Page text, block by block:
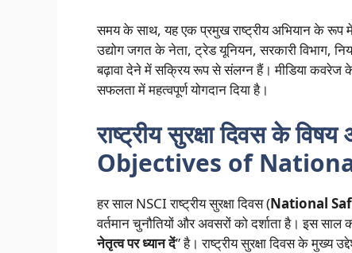
समय के साथ, यह एक प्रमुख राष्ट्रीय अभियान के रूप में
उद्योग जगत के नेता, ट्रेड यूनियन, सरकारी विभाग,
बढ़ावा देने में सक्रिय रूप से संलग्न हैं। मीडिया
सफलता में महत्वपूर्ण योगदान दिया है।
राष्ट्रीय सुरक्षा दिवस के
Objectives of
हर साल NSCI राष्ट्रीय सुरक्षा दिवस (National
वर्तमान चुनौतियों और अवसरों को दर्शाता है। इस साल
नेतृत्व पर ध्यान दें” है। राष्ट्रीय सुरक्षा दिवस के मुख्य